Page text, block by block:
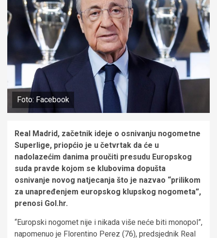
Foto: Facebook
Real Madrid, začetnik ideje o osnivanju nogometne
Superlige, priopćio je u četvrtak da će u
nadolazećim danima proučiti presudu Europskog
suda pravde kojom se klubovima dopušta
osnivanje novog natjecanja što je nazvao “prilikom
za unapređenjem europskog klupskog nogometa”,
prenosi Gol.hr.
“Europski nogomet nije i nikada više neće biti monopol”,
napomenuo je Florentino Perez (76), predsjednik Real